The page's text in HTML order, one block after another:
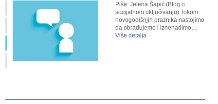
Piše: Jelena Šapić (Blog o
socijalnom uključivanju) Tokom
novogodišnjih praznika nastojimo
da obradujemo i iznenadimo…
Više detalja